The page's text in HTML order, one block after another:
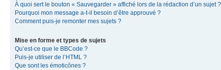
À quoi sert le bouton « Sauvegarder » affiché lors de la rédaction d’un sujet ?
Pourquoi mon message a-t-il besoin d’être approuvé ?
Comment puis-je remonter mes sujets ?
Mise en forme et types de sujets
Qu’est-ce que le BBCode ?
Puis-je utiliser de l’HTML ?
Que sont les émoticônes ?